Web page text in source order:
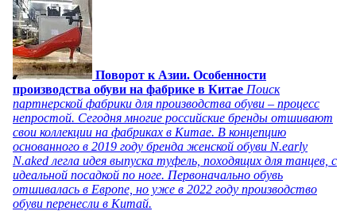
Поворот к Азии. Особенности
производства обуви на фабрике в Китае Поиск
партнерской фабрики для производства обуви – процесс
непростой. Сегодня многие российские бренды отшивают
свои коллекции на фабриках в Китае. В концепцию
основанного в 2019 году бренда женской обуви N.early
N.aked легла идея выпуска туфель, походящих для танцев, с
идеальной посадкой по ноге. Первоначально обувь
отшивалась в Европе, но уже в 2022 году производство
обуви перенесли в Китай.